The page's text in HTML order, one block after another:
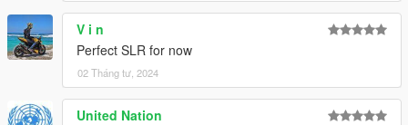
V i n
Perfect SLR for now
02 Tháng tư, 2024
United Nation